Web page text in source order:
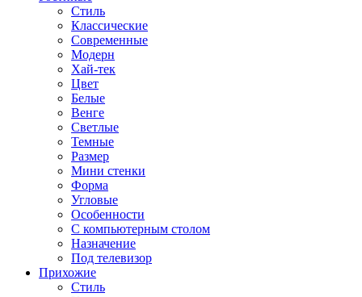
Стиль
Классические
Современные
Модерн
Хай-тек
Цвет
Белые
Венге
Светлые
Темные
Размер
Мини стенки
Форма
Угловые
Особенности
С компьютерным столом
Назначение
Под телевизор
Прихожие
Стиль